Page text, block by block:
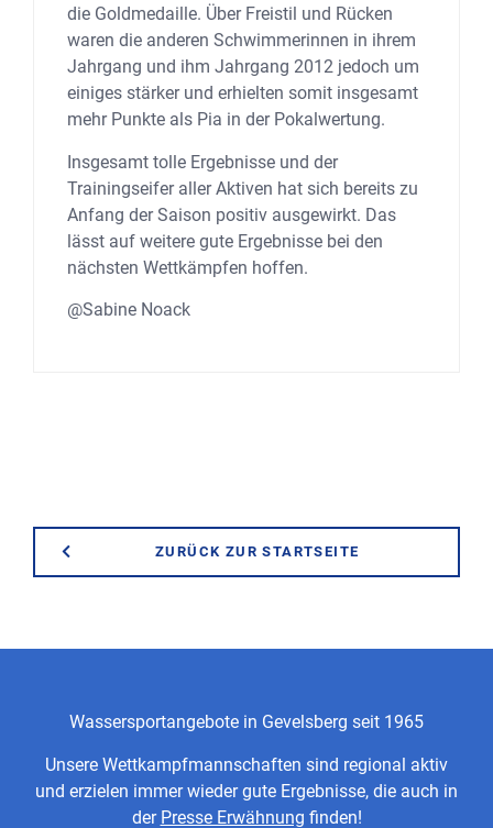
die Goldmedaille. Über Freistil und Rücken
waren die anderen Schwimmerinnen in ihrem
Jahrgang und ihm Jahrgang 2012 jedoch um
einiges stärker und erhielten somit insgesamt
mehr Punkte als Pia in der Pokalwertung.
Insgesamt tolle Ergebnisse und der
Trainingseifer aller Aktiven hat sich bereits zu
Anfang der Saison positiv ausgewirkt. Das
lässt auf weitere gute Ergebnisse bei den
nächsten Wettkämpfen hoffen.
@Sabine Noack
ZURÜCK ZUR STARTSEITE
Wassersportangebote in Gevelsberg seit 1965
Unsere Wettkampfmannschaften sind regional aktiv
und erzielen immer wieder gute Ergebnisse, die auch in
der Presse Erwähnung finden!